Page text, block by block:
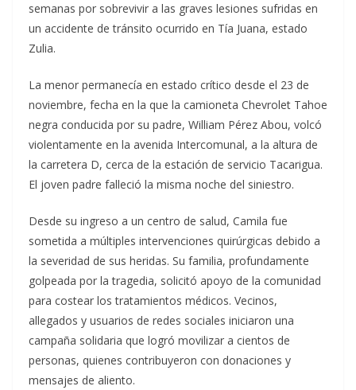
semanas por sobrevivir a las graves lesiones sufridas en
un accidente de tránsito ocurrido en Tía Juana, estado
Zulia.
La menor permanecía en estado crítico desde el 23 de
noviembre, fecha en la que la camioneta Chevrolet Tahoe
negra conducida por su padre, William Pérez Abou, volcó
violentamente en la avenida Intercomunal, a la altura de
la carretera D, cerca de la estación de servicio Tacarigua.
El joven padre falleció la misma noche del siniestro.
Desde su ingreso a un centro de salud, Camila fue
sometida a múltiples intervenciones quirúrgicas debido a
la severidad de sus heridas. Su familia, profundamente
golpeada por la tragedia, solicitó apoyo de la comunidad
para costear los tratamientos médicos. Vecinos,
allegados y usuarios de redes sociales iniciaron una
campaña solidaria que logró movilizar a cientos de
personas, quienes contribuyeron con donaciones y
mensajes de aliento.